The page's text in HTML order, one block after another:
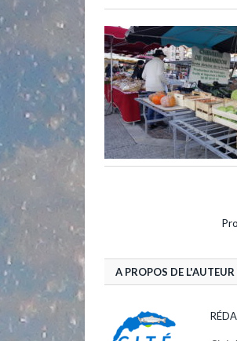
A PROPOS DE L'AUTEUR